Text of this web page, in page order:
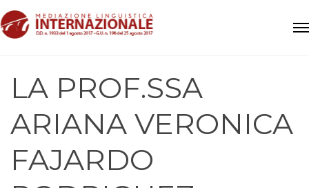
LA PROF.SSA
ARIANA VERONICA
FAJARDO